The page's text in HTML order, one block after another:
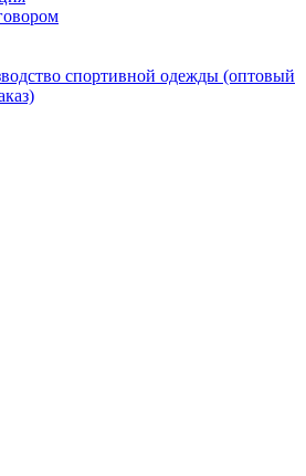
спортивной одежды (оптовый